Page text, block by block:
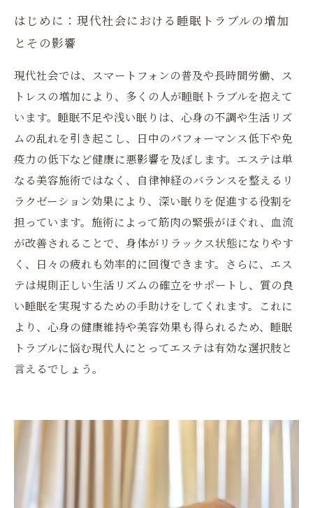
な生活リズムの実現
はじめに：現代社会における睡眠トラブルの増加
とその影響
現代社会では、スマートフォンの普及や長時間労働、ス
トレスの増加により、多くの人が睡眠トラブルを抱えて
います。睡眠不足や浅い眠りは、心身の不調や生活リズ
ムの乱れを引き起こし、日中のパフォーマンス低下や免
疫力の低下など健康に悪影響を及ぼします。エステは単
なる美容施術ではなく、自律神経のバランスを整えるリ
ラクゼーション効果により、深い眠りを促進する役割を
担っています。施術によって筋肉の緊張がほぐれ、血流
が改善されることで、身体がリラックス状態になりやす
く、日々の疲れも効率的に回復できます。さらに、エス
テは規則正しい生活リズムの確立をサポートし、質の良
い睡眠を実現するための手助けをしてくれます。これに
より、心身の健康維持や美容効果も得られるため、睡眠
トラブルに悩む現代人にとってエステは有効な選択肢と
言えるでしょう。